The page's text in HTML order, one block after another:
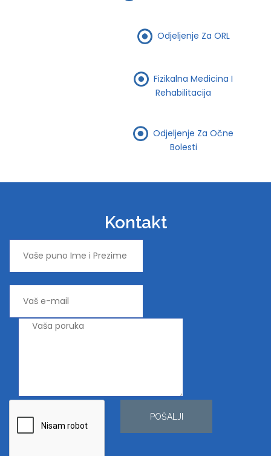
Odjeljenje Za ORL
Fizikalna Medicina I
Rehabilitacija
Odjeljenje Za Očne
Bolesti
Kontakt
POŠALJI